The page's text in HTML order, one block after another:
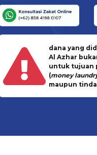
dana yang
Al Azhar
untuk tujuan
(money
maupun